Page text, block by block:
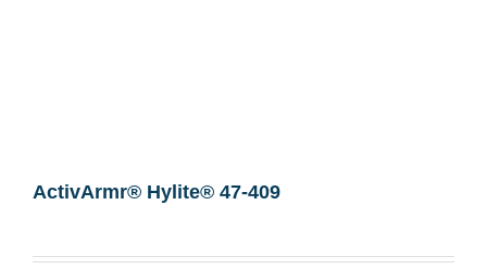
ActivArmr® Hylite® 47-409